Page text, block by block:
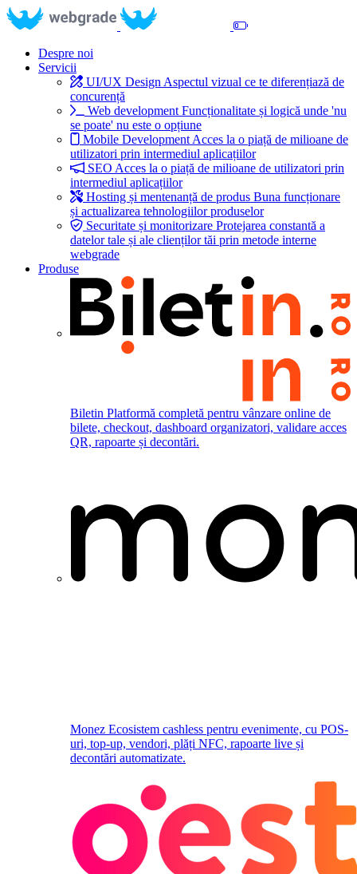
Despre noi
Servicii
UI/UX Design Aspectul vizual ce te diferențiază de
concurență
Web development Funcționalitate și logică unde 'nu
se poate' nu este o opțiune
Mobile Development Acces la o piață de milioane de
utilizatori prin intermediul aplicațiilor
SEO Acces la o piață de milioane de utilizatori prin
intermediul aplicațiilor
Hosting și mentenanță de produs Buna funcționare
și actualizarea tehnologiilor produselor
Securitate și monitorizare Protejarea constantă a
datelor tale și ale clienților tăi prin metode interne
webgrade
Produse
Biletin Platformă completă pentru vânzare online de
bilete, checkout, dashboard organizatori, validare acces
QR, rapoarte și decontări.
Monez Ecosistem cashless pentru evenimente, cu POS-
uri, top-up, vendori, plăți NFC, rapoarte live și
decontări automatizate.